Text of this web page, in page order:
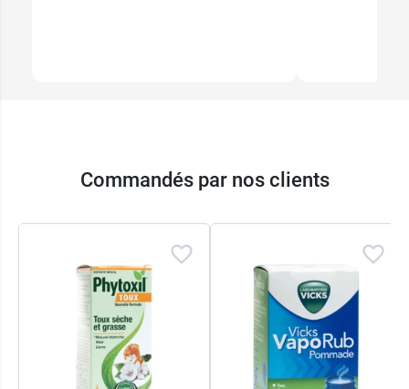
Commandés par nos clients